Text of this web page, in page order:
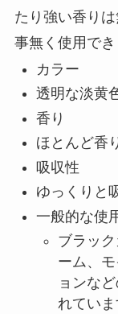
たり強い香り
事無く使用でき
カラー
透明な淡黄
香り
ほとんど香
吸収性
ゆっくりと
一般的な使
ブラッ
ーム、
ョンな
れていま